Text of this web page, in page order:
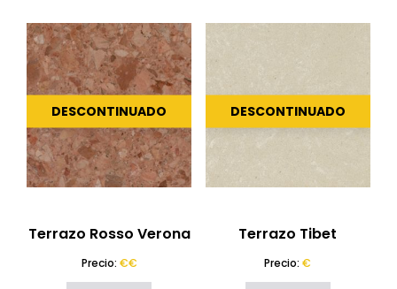
DESCONTINUADO
Terrazo Rosso Verona
Precio: €€
DESCONTINUADO
Terrazo Tibet
Precio:€